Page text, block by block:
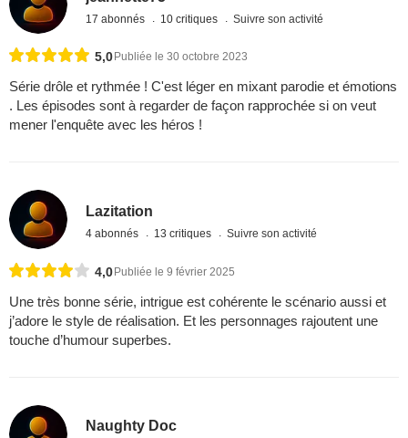
17 abonnés 10 critiques Suivre son activité
5,0 Publiée le 30 octobre 2023
Série drôle et rythmée ! C'est léger en mixant parodie et émotions
. Les épisodes sont à regarder de façon rapprochée si on veut
mener l'enquête avec les héros !
Lazitation
4 abonnés 13 critiques Suivre son activité
4,0Publiée le 9 février 2025
Une très bonne série, intrigue est cohérente le scénario aussi et
j’adore le style de réalisation. Et les personnages rajoutent une
touche d’humour superbes.
Naughty Doc